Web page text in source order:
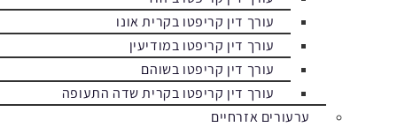
עורך דין קריפטו בקרית אונו
עורך דין קריפטו במודיעין
עורך דין קריפטו בשוהם
עורך דין קריפטו בקרית שדה התעופה
ערעורים אזרחיים